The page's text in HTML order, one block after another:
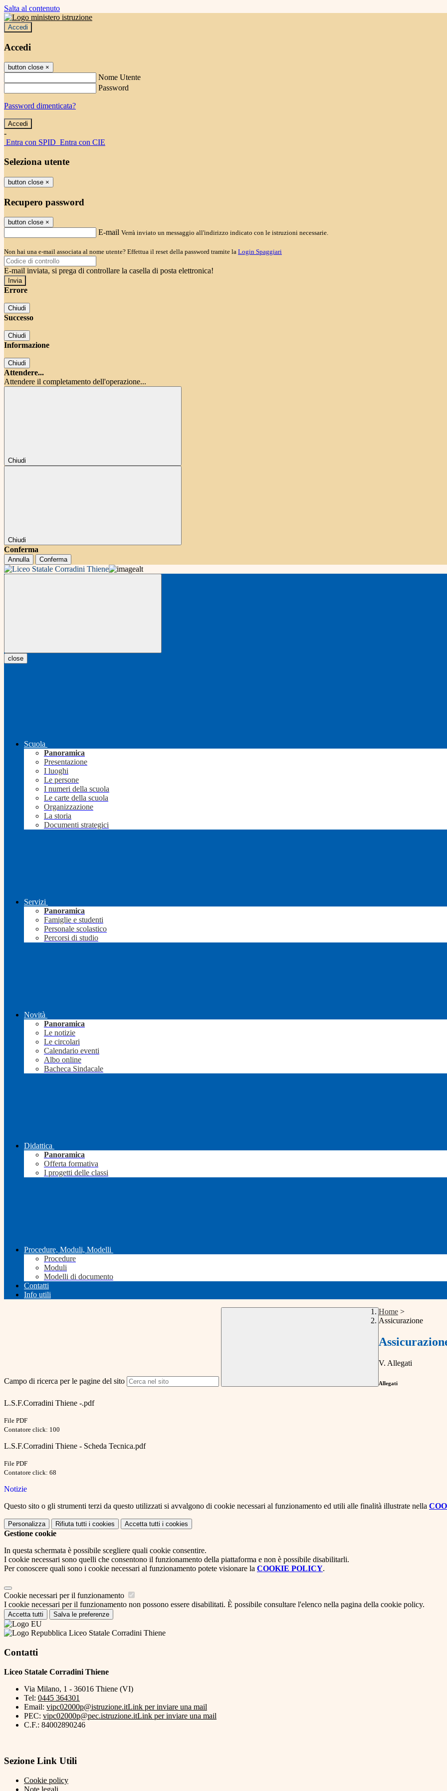
Salta al contenuto
Accedi
Accedi
button close ×
Nome Utente
Password
Password dimenticata?
-
Entra con SPID Entra con CIE
Seleziona utente
button close ×
Recupero password
button close ×
E-mail Verrà inviato un messaggio all'indirizzo indicato con le istruzioni necessarie.
Non hai una e-mail associata al nome utente? Effettua il reset della password tramite la Login Spaggiari
E-mail inviata, si prega di controllare la casella di posta elettronica!
Errore
Chiudi
Successo
Chiudi
Informazione
Chiudi
Attendere...
Attendere il completamento dell'operazione...
Chiudi
Chiudi
Conferma
Annulla Conferma
close
Scuola
Panoramica
Presentazione
I luoghi
Le persone
I numeri della scuola
Le carte della scuola
Organizzazione
La storia
Documenti strategici
Servizi
Panoramica
Famiglie e studenti
Personale scolastico
Percorsi di studio
Novità
Panoramica
Le notizie
Le circolari
Calendario eventi
Albo online
Bacheca Sindacale
Didattica
Panoramica
Offerta formativa
I progetti delle classi
Procedure, Moduli, Modelli
Procedure
Moduli
Modelli di documento
Contatti
Info utili
Campo di ricerca per le pagine del sito
Home >
Assicurazione
V. Allegati
Allegati
L.S.F.Corradini Thiene -.pdf
File PDF
Contatore click: 100
L.S.F.Corradini Thiene - Scheda Tecnica.pdf
File PDF
Contatore click: 68
Notizie
Questo sito o gli strumenti terzi da questo utilizzati si avvalgono di cookie necessari al funzionamento ed utili alle finalità illustrate nella
Personalizza Rifiuta tutti i cookies Accetta tutti i cookies
Gestione cookie
In questa schermata è possibile scegliere quali cookie consentire.
I cookie necessari sono quelli che consentono il funzionamento della piattaforma e non è possibile disabilitarli.
Per conoscere quali sono i cookie necessari al funzionamento potete visionare la COOKIE POLICY.
Cookie necessari per il funzionamento
I cookie necessari per il funzionamento non possono essere disabilitati. È possibile consultare l'elenco nella pagina della cookie policy.
Accetta tutti Salva le preferenze
Liceo Statale Corradini Thiene
Contatti
Liceo Statale Corradini Thiene
Via Milano, 1 - 36016 Thiene (VI)
Tel: 0445 364301
Email: vipc02000p@istruzione.itLink per inviare una mail
PEC: vipc02000p@pec.istruzione.itLink per inviare una mail
C.F.: 84002890246
Sezione Link Utili
Cookie policy
Note legali